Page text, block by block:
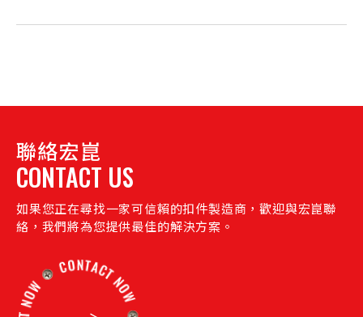
聯絡宏崑
CONTACT US
如果您正在尋找一家可信賴的扣件製造商，歡迎與宏崑聯
絡，我們將為您提供最佳的解決方案。